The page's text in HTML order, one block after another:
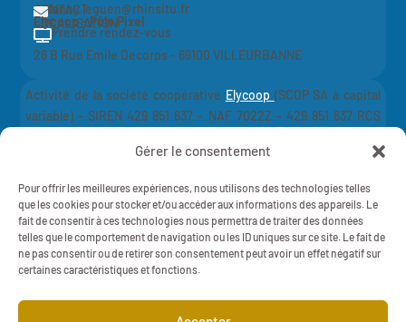
Gérer le consentement
Pour offrir les meilleures expériences, nous utilisons des technologies telles
que les cookies pour stocker et/ou accéder aux informations des appareils. Le
fait de consentir à ces technologies nous permettra de traiter des données
telles que le comportement de navigation ou les ID uniques sur ce site. Le fait de
ne pas consentir ou de retirer son consentement peut avoir un effet négatif sur
certaines caractéristiques et fonctions.
CONTACT
fanny.leguen@rhinsitu.fr
Prendre rendez-vous
LOCALISATION
Elycoop - Pôle Pixel
26 B Rue Emile Decorps - 69100 VILLEURBANNE
Activité de la société coopérative Elycoop (SCOP SA à capital
variable) -SIREN 429 851 637 - NAF 7022Z - 429 851 637 RCS
Politique de Confidentialité
RH IN SITU - 2025 - Tout droits réservés